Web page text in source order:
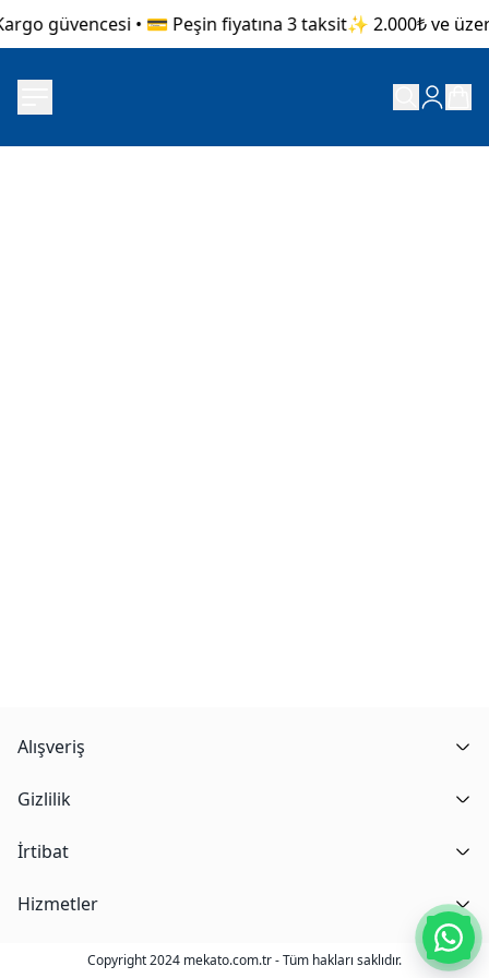
güvencesi • 💳 Peşin fiyatına 3 taksit✨ 2.000₺ ve
Alışveriş
Gizlilik
İrtibat
Hizmetler
Copyright 2024 mekato.com.tr - Tüm hakları saklıdır.